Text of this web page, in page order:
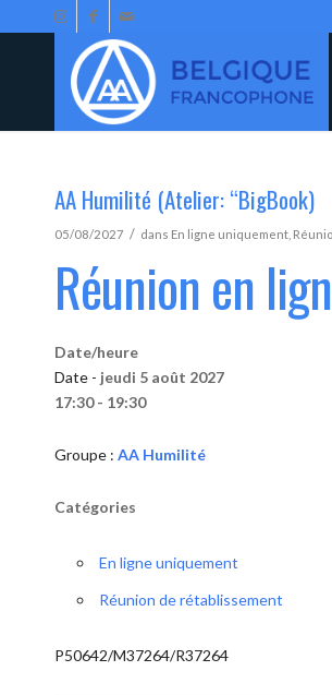
AA Humilité (Atelier: “BigBook)
05/08/2027 / dans En ligne uniquement
Réunion en
Date/heure
Date - jeudi 5 août 2027
17:30 - 19:30
Groupe : AA Humilité
Catégories
En ligne uniquement
Réunion de rétablissement
P50642/M37264/R37264